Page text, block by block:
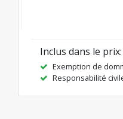
Inclus dans le prix:
Exemption de
Responsabilité